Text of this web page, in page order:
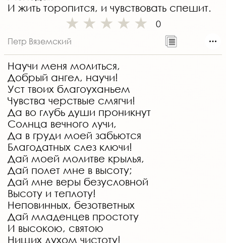
И жить торопится, и чувствовать спешит.
0
Петр Вяземский
Научи меня молиться,
Добрый ангел, научи!
Уст твоих благоуханьем
Чувства черствые смягчи!
Да во глубь души проникнут
Солнца вечного лучи,
Да в груди моей забьются
Благодатных слез ключи!
Дай моей молитве крылья,
Дай полет мне в высоту;
Дай мне веры безусловной
Высоту и теплоту!
Неповинных, безответных
Дай младенцев простоту
И высокою, святою
Нищих духом чистоту!